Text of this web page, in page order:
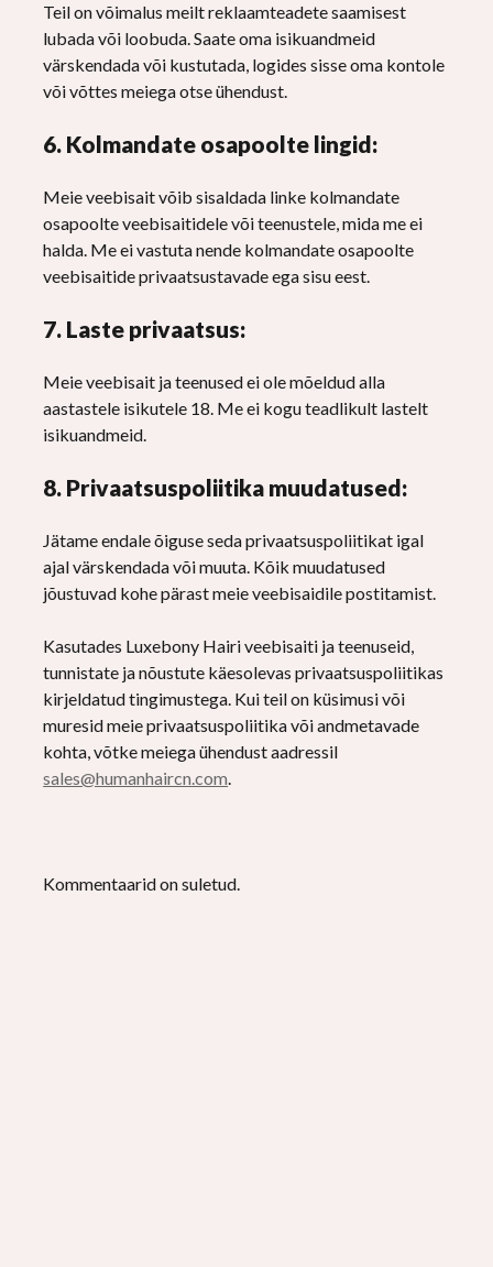
Teil on võimalus meilt reklaamteadete saamisest
lubada või loobuda. Saate oma isikuandmeid
värskendada või kustutada, logides sisse oma kontole
või võttes meiega otse ühendust.
6. Kolmandate osapoolte lingid:
Meie veebisait võib sisaldada linke kolmandate
osapoolte veebisaitidele või teenustele, mida me ei
halda. Me ei vastuta nende kolmandate osapoolte
veebisaitide privaatsustavade ega sisu eest.
7. Laste privaatsus:
Meie veebisait ja teenused ei ole mõeldud alla
aastastele isikutele 18. Me ei kogu teadlikult lastelt
isikuandmeid.
8. Privaatsuspoliitika muudatused:
Jätame endale õiguse seda privaatsuspoliitikat igal
ajal värskendada või muuta. Kõik muudatused
jõustuvad kohe pärast meie veebisaidile postitamist.
Kasutades Luxebony Hairi veebisaiti ja teenuseid,
tunnistate ja nõustute käesolevas privaatsuspoliitikas
kirjeldatud tingimustega. Kui teil on küsimusi või
muresid meie privaatsuspoliitika või andmetavade
kohta, võtke meiega ühendust aadressil
sales@humanhaircn.com.
Kommentaarid on suletud.